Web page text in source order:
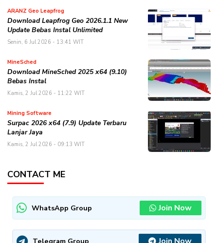
ARANZ Geo Leapfrog
Download Leapfrog Geo 2026.1.1 New
Update Bebas Instal Unlimited
Senin, 6 Jul 2026 - 13:41 WIT
MineSched
Download MineSched 2025 x64 (9.10)
Bebas Instal
Kamis, 2 Jul 2026 - 11:22 WIT
Mining Software
Surpac 2026 x64 (7.9) Update Terbaru
Lanjar Jaya
Kamis, 2 Jul 2026 - 09:13 WIT
CONTACT ME
WhatsApp Group Join Now
Telegram Group